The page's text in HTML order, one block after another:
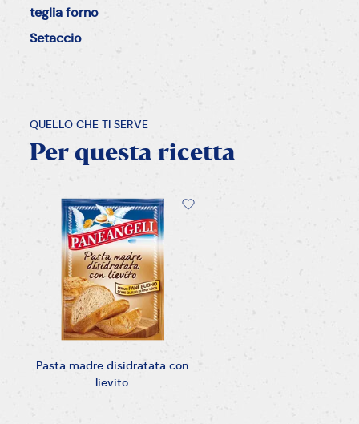
teglia forno
Setaccio
QUELLO CHE TI SERVE
Per questa ricetta
Pasta madre disidratata con
lievito